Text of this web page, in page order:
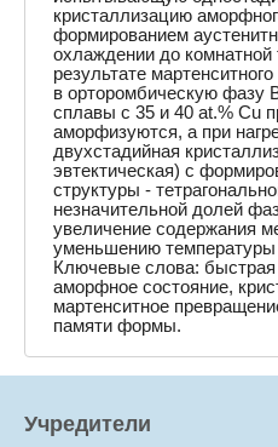
кристаллизацию
формированием
охлаждении до
результате
в орторомбическую фазу
сплавы с 35 и 40 at.% Cu
аморфизуются, а при
двухстадийная
эвтектическая) с
структуры -
незначительной долей
увеличение содержания
уменьшению температуры
Ключевые слова: быстрая
аморфное состояние,
мартенситное
памяти формы.
Учредители